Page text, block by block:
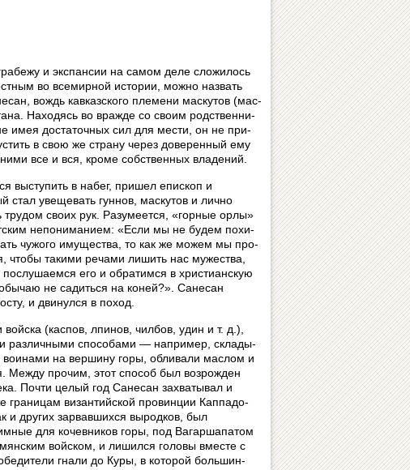
и экспансии на самом деле сложилось
во всемирной истории, можно назвать
вождь кавказского племени маскутов (мас­
Находясь во вражде со своим род­ствен­ни­
имея достаточных сил для мести, он не при­
в свою же страну через доверенный ему
все и вся, кроме собственных владений.
выступить в набег, пришел епископ и
стал увещевать гуннов, маскутов и лично
трудом своих рук. Разумеется, «горные орлы»
непониманием: «Если мы не будем по­хи­
чужого имущества, то как же можем мы про­
чтобы такими речами лишить нас мужества,
его и обратимся в христианскую
не садиться на коней?». Санесан
и двинулся в поход.
(каспов, лпинов, чилбов, удин и т. д.),
различными способами — на­при­мер, скла­ды­
на вершину горы, об­ли­ва­ли маслом и
Между прочим, этот способ был возрожден
Почти целый год Санесан зах­ва­ты­вал и
границам византийской про­вин­ции Кап­па­до­
и других зарвавшихся вы­род­ков, был
для кочевников горы, под Ва­гар­ша­па­том
войском, и лишился го­ло­вы вме­с­те с
гнали до Куры, в ко­то­рой боль­шин­